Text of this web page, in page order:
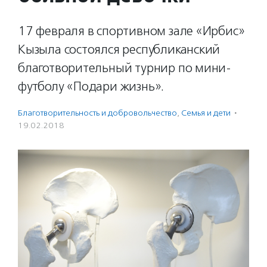
17 февраля в спортивном зале «Ирбис»
Кызыла состоялся республиканский
благотворительный турнир по мини-
футболу «Подари жизнь».
Благотвори­тель­ность и доброволь­чест­во, Семья и дети ·
19.02.2018